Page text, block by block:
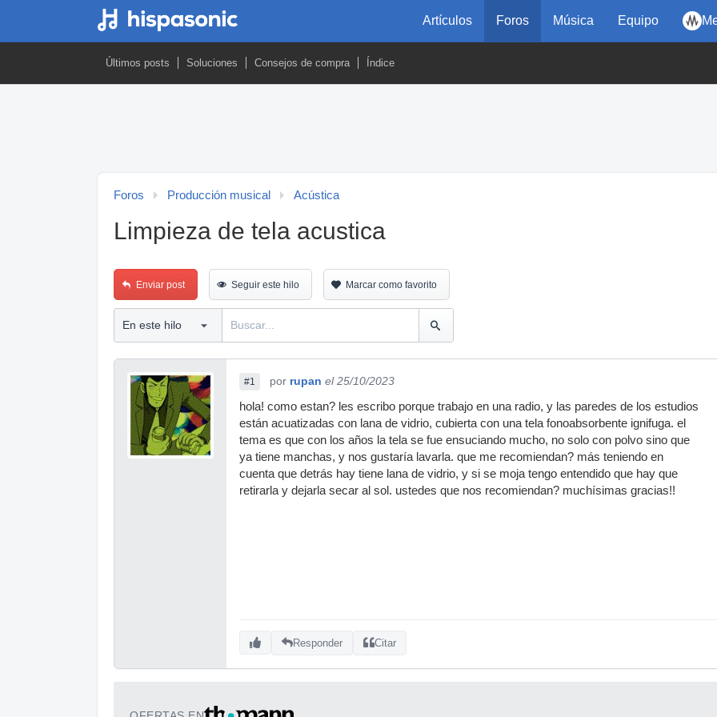
Artículos Foros Música Equipo
Últimos posts Soluciones Consejos de compra Índice
Foros Producción musical Acústica
Limpieza de tela acustica
Enviar post Seguir este hilo Marcar como favorito
#1 por rupan el 25/10/2023
hola! como estan? les escribo porque trabajo en una radio, y las paredes de los estudios
están acuatizadas con lana de vidrio, cubierta con una tela fonoabsorbente ignifuga. el
tema es que con los años la tela se fue ensuciando mucho, no solo con polvo sino que
ya tiene manchas, y nos gustaría lavarla. que me recomiendan? más teniendo en
cuenta que detrás hay tiene lana de vidrio, y si se moja tengo entendido que hay que
retirarla y dejarla secar al sol. ustedes que nos recomiendan? muchísimas gracias!!
Responder Citar